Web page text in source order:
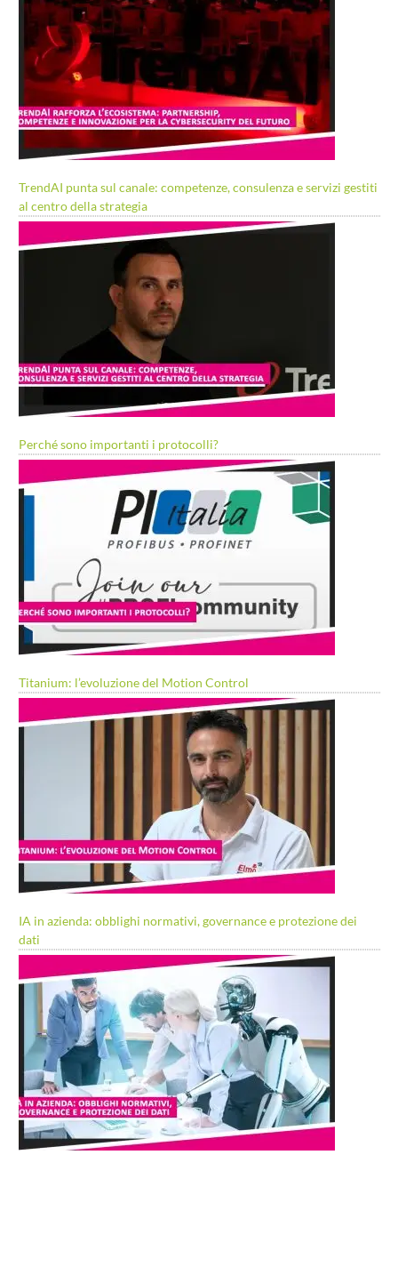
TrendAI punta sul canale: competenze, consulenza e servizi gestiti
al centro della strategia
Perché sono importanti i protocolli?
Titanium: l’evoluzione del Motion Control
IA in azienda: obblighi normativi, governance e protezione dei
dati